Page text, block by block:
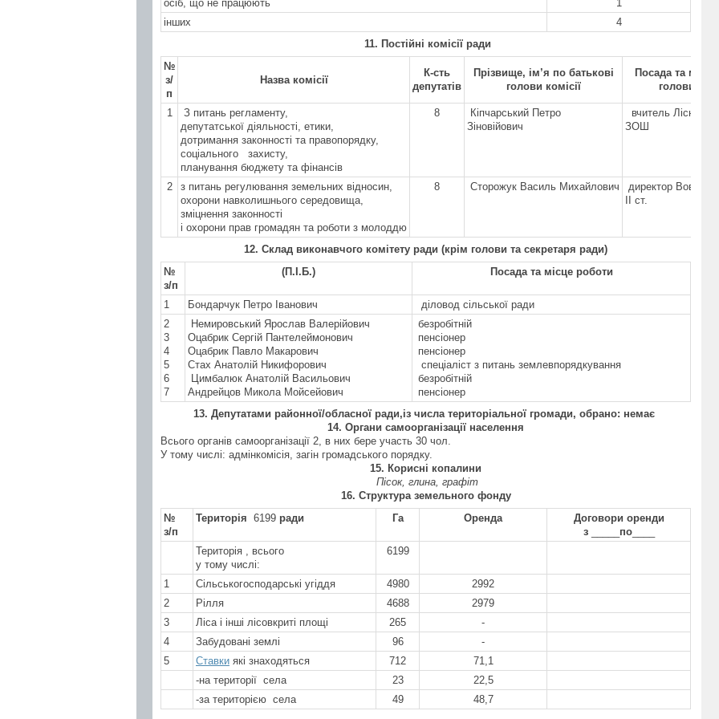
осіб, що не працюють
1
інших
4
11. Постійні комісії ради
№
з/
п
Назва комісії
К-сть
депутатів
Прізвище, ім’я по батькові
голови комісії
Посада та місце
голови
1
З питань регламенту,
депутатської діяльності, етики,
дотримання законності та правопорядку,
соціального захисту,
планування бюджету та фінансів
8
Кіпчарський Петро
Зіновійович
вчитель
ЗОШ
2
з питань регулювання земельних відносин,
охорони навколишнього середовища,
зміцнення законності
і охорони прав громадян та роботи з молоддю
8 Сторожук Василь Михайлович
директор
ІІ ст.
12. Склад виконавчого комітету ради (крім голови та секретаря ради)
№
з/п
(П.І.Б.) Посада та місце роботи
1 Бондарчук Петро Іванович
діловод сільської ради
2
3
4
5
6
7
Немировський Ярослав Валерійович
Оцабрик Сергій Пантелеймонович
Оцабрик Павло Макарович
Стах Анатолій Никифорович
Цимбалюк Анатолій Васильович
Андрейцов Микола Мойсейович
безробітній
пенсіонер
пенсіонер
спеціаліст з питань землевпорядкування
безробітній
пенсіонер
13. Депутатами районної/обласної ради,із числа територіальної громади, обрано: немає
14. Органи самоорганізації населення
Всього органів самоорганізації 2, в них бере участь 30 чол.
У тому числі: адмінкомісія, загін громадського порядку.
15. Корисні копалини
Пісок, глина, графіт
16. Структура земельного фонду
№
з/п
Територія 6199 ради Га Оренда
Договори оренди
з
по____
Територія , всього
у тому числі:
6199
1 Сільськогосподарські угіддя 4980
2992
2
Рілля 4688
2979
3
Ліса і інші лісовкриті площі 265
-
4
Забудовані землі 96
-
5
Ставки які знаходяться 712
71,1
-на території села
23
22,5
-за територією села
49 48,7